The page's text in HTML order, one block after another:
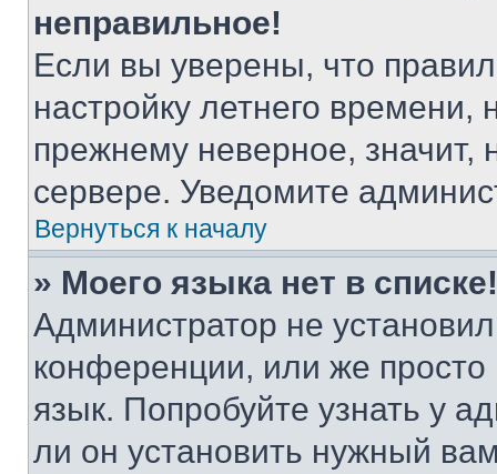
неправильное!
Если вы уверены, что
настройку летнего
прежнему неверное, значит,
сервере. Уведомите
Вернуться к началу
» Моего языка нет в списке!
Администратор не
конференции, или же
язык. Попробуйте узнать у
ли он установить нужный